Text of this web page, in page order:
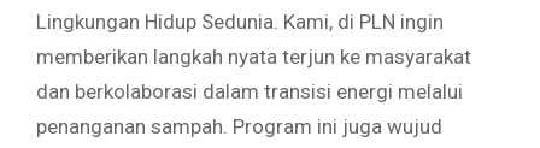
Lingkungan Hidup Sedunia. Kami, di PLN ingin
memberikan langkah nyata terjun ke masyarakat
dan berkolaborasi dalam transisi energi melalui
penanganan sampah. Program ini juga wujud